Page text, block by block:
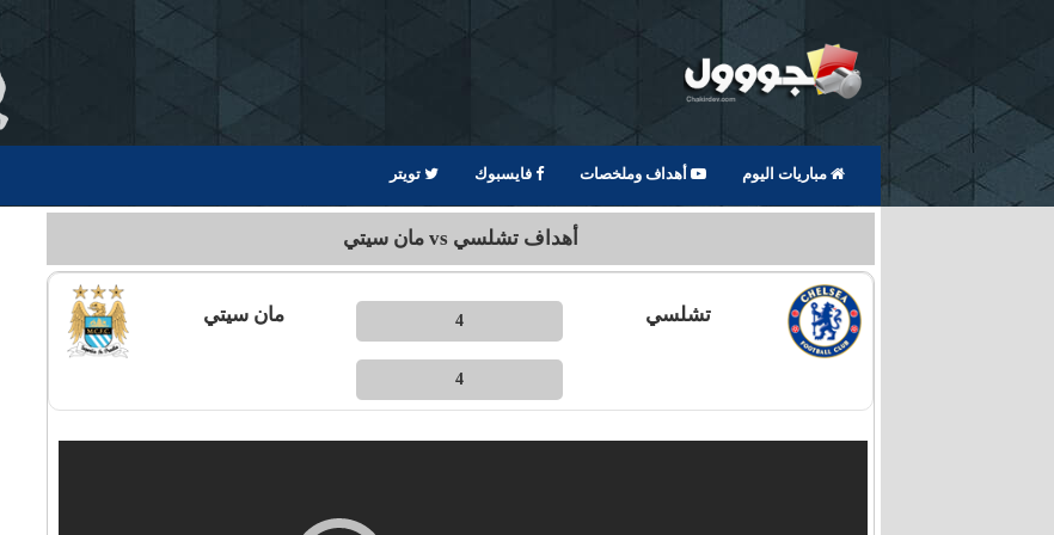
مباريات اليوم أهداف وملخصات فايسبوك تويتر
أهداف تشلسي vs مان سيتي
تشلسي 4
4
مان سيتي